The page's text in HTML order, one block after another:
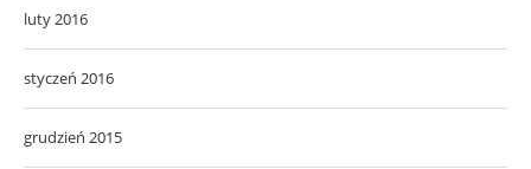
luty 2016
styczeń 2016
grudzień 2015